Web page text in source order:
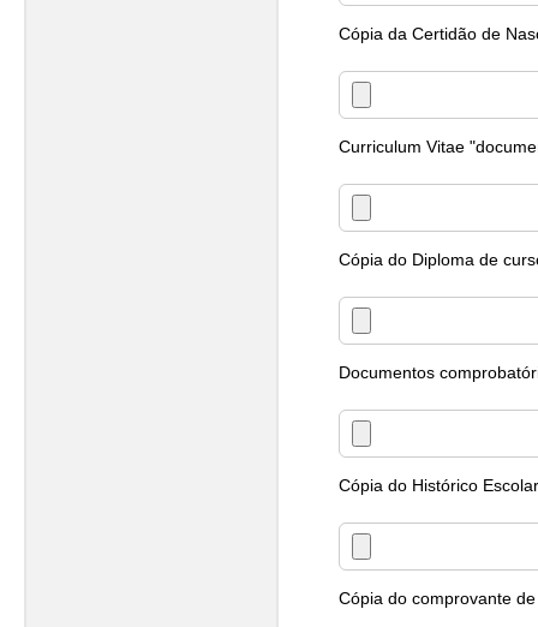
Cópia da Certidão de
Curriculum Vitae
Cópia do Diploma de
Documentos
Cópia do Histórico
Cópia do comprovante